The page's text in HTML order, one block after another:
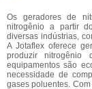
Os geradores de
nitrogênio a partir
diversas indústrias,
A Jotaflex oferece
produzir nitrogênio
equipamentos são
necessidade de
gases poluentes.